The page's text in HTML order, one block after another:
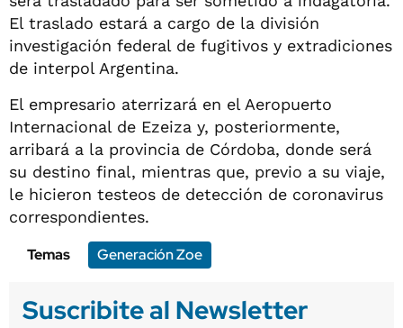
El traslado estará a cargo de la división
investigación federal de fugitivos y extradiciones
de interpol Argentina.
El empresario aterrizará en el Aeropuerto
Internacional de Ezeiza y, posteriormente,
arribará a la provincia de Córdoba, donde será
su destino final, mientras que, previo a su viaje,
le hicieron testeos de detección de coronavirus
correspondientes.
Temas
Generación Zoe
Suscribite al Newsletter